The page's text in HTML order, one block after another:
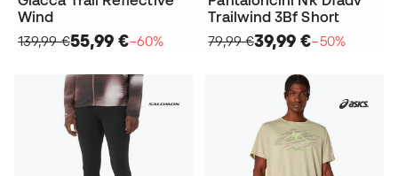
Wind
139,99 €55,99 €−60%
Trailwind 3Bf Short
79,99 €39,99 €−50%